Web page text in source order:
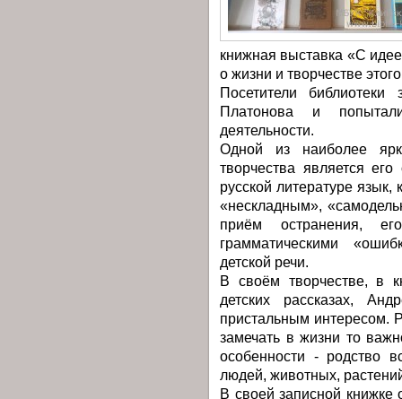
книжная выставка «С
о жизни и творчестве
Посетители библиотеки
Платонова и
деятельности.
Одной из наиболее
творчества является
русской литературе
«нескладным»,
приём остранения,
грамматическими
детской речи.
В своём творчестве, в
детских рассказах,
пристальным интересом.
замечать в жизни то
особенности - родство
людей, животных,
В своей записной книжке